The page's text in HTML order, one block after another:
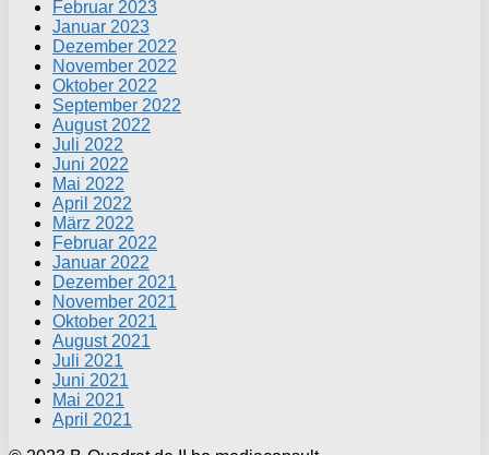
Februar 2023
Januar 2023
Dezember 2022
November 2022
Oktober 2022
September 2022
August 2022
Juli 2022
Juni 2022
Mai 2022
April 2022
März 2022
Februar 2022
Januar 2022
Dezember 2021
November 2021
Oktober 2021
August 2021
Juli 2021
Juni 2021
Mai 2021
April 2021